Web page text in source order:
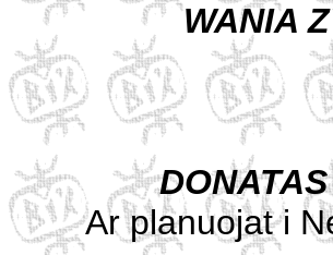
WANIA
DONATAS
Ar planuojat i